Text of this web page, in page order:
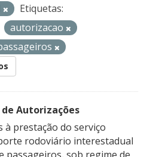
Etiquetas:
autorizacao
Autorizações
à prestação do serviço
rodoviário interestadual